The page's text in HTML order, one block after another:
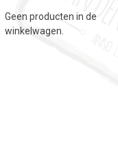
Geen producten in de
winkelwagen.